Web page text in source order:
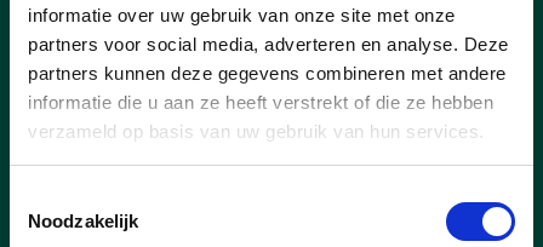
informatie over uw gebruik van onze site met onze
partners voor social media, adverteren en analyse. Deze
partners kunnen deze gegevens combineren met andere
informatie die u aan ze heeft verstrekt of die ze hebben
verzameld op basis van uw gebruik van hun services.
Noodzakelijk